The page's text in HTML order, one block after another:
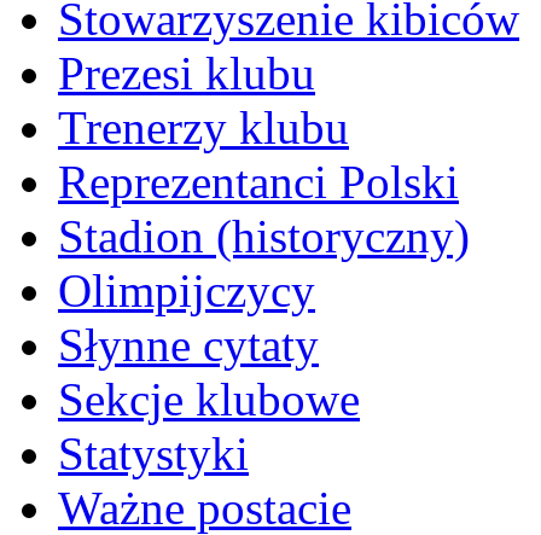
Stowarzyszenie kibiców
Prezesi klubu
Trenerzy klubu
Reprezentanci Polski
Stadion (historyczny)
Olimpijczycy
Słynne cytaty
Sekcje klubowe
Statystyki
Ważne postacie